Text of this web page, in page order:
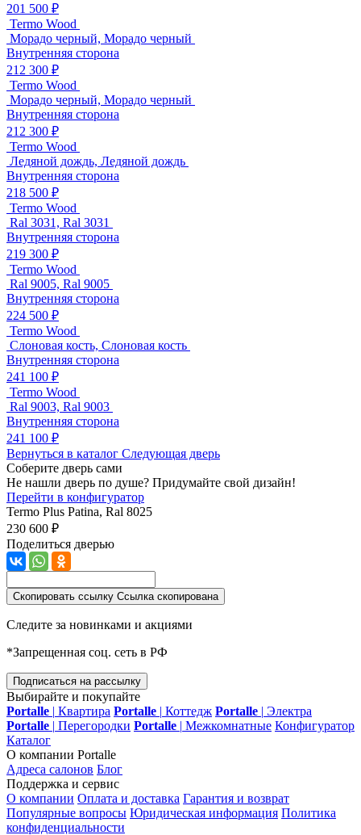
201 500 ₽
Termo Wood
Морадо черный, Морадо черный
Внутренняя сторона
212 300 ₽
Termo Wood
Морадо черный, Морадо черный
Внутренняя сторона
212 300 ₽
Termo Wood
Ледяной дождь, Ледяной дождь
Внутренняя сторона
218 500 ₽
Termo Wood
Ral 3031, Ral 3031
Внутренняя сторона
219 300 ₽
Termo Wood
Ral 9005, Ral 9005
Внутренняя сторона
224 500 ₽
Termo Wood
Слоновая кость, Слоновая кость
Внутренняя сторона
241 100 ₽
Termo Wood
Ral 9003, Ral 9003
Внутренняя сторона
241 100 ₽
Вернуться в каталог Следующая дверь
Соберите дверь сами
Не нашли дверь по душе? Придумайте свой дизайн!
Перейти в конфигуратор
Termo Plus Patina, Ral 8025
230 600 ₽
Поделиться дверью
Скопировать ссылку Ссылка скопирована
Следите за новинками и акциями
*Запрещенная соц. сеть в РФ
Подписаться на рассылку
Выбирайте и покупайте
Portalle | Квартира Portalle | Коттедж Portalle | Электра
Portalle | Перегородки Portalle | Межкомнатные Конфигуратор
Каталог
О компании Portalle
Адреса салонов Блог
Поддержка и сервис
О компании Оплата и доставка Гарантия и возврат
Популярные вопросы Юридическая информация Политика
конфиденциальности